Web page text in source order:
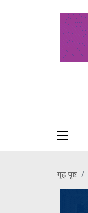
गृह पृष्ट